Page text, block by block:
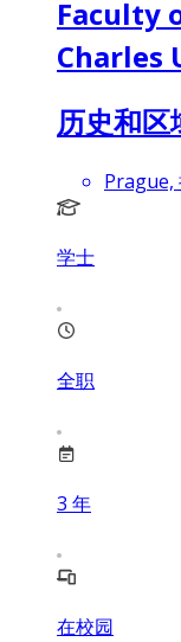
Faculty
Charles
历史和区
Prague,
学士
全职
3 年
在校园